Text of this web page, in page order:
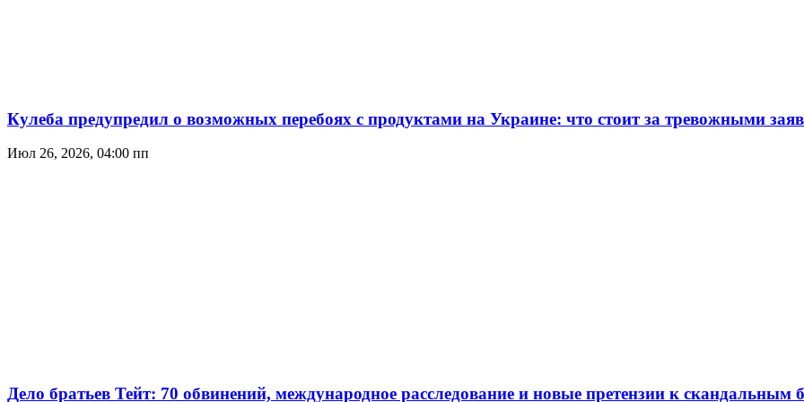
Кулеба предупредил о возможных перебоях с продуктами на Украине: что стоит за тревожными
Июл 26, 2026, 04:00 пп
Дело братьев Тейт: 70 обвинений, международное расследование и новые претензии к скандальным